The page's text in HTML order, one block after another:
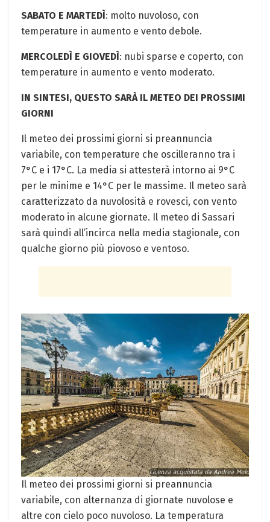
SABATO E MARTEDÌ: molto nuvoloso, con
temperature in aumento e vento debole.
MERCOLEDÌ E GIOVEDÌ: nubi sparse e coperto, con
temperature in aumento e vento moderato.
IN SINTESI, QUESTO SARÀ IL METEO DEI PROSSIMI
GIORNI
Il meteo dei prossimi giorni si preannuncia
variabile, con temperature che oscilleranno tra i
7°C e i 17°C. La media si attesterà intorno ai 9°C
per le minime e 14°C per le massime. Il meteo sarà
caratterizzato da nuvolosità e rovesci, con vento
moderato in alcune giornate. Il meteo di Sassari
sarà quindi all’incirca nella media stagionale, con
qualche giorno più piovoso e ventoso.
Il meteo dei prossimi giorni si preannuncia
variabile, con alternanza di giornate nuvolose e
altre con cielo poco nuvoloso. La temperatura